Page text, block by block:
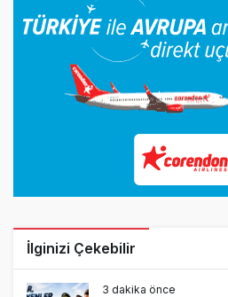
İlginizi Çekebilir
3 dakika önce